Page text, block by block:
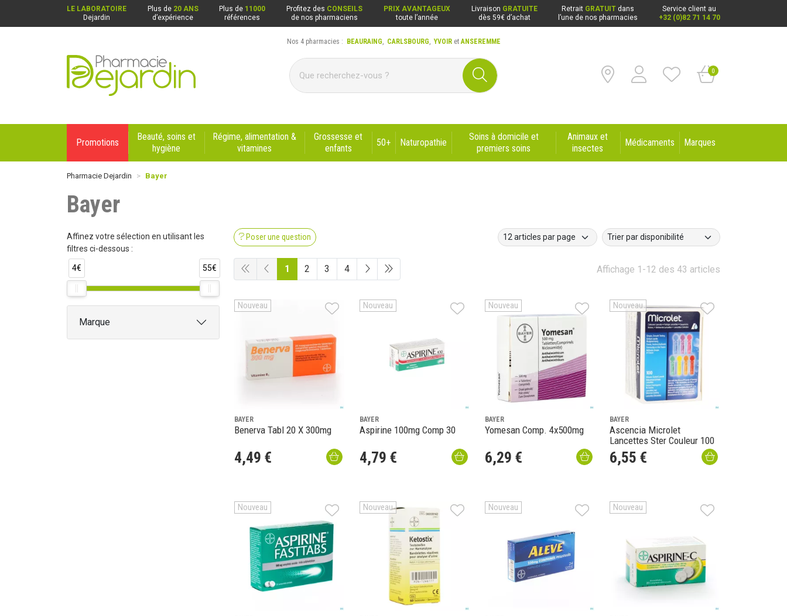
LE LABORATOIRE
Dejardin
Plus de 20 ANS
d’expérience
Plus de 11000
références
Profitez des CONSEILS
de nos pharmaciens
PRIX AVANTAGEUX
toute l’année
Livraison GRATUITE
dès 59€ d’achat
Retrait GRATUIT dans
l’une de nos pharmacies
Service client au
+32 (0)82 71 14 70
Pharmacie Dejardin Nos 4 pharmacies : Beauraing, Carlsbourg, Yvoir, Anseremme
0
Nos 4 pharmacies : BEAURAING, CARLSBOURG,YVOIRetANSEREMME
Promotions
Beauté, soins et
hygiène
Régime, alimentation &
vitamines
Grossesse et
enfants
50+ Naturopathie
Soins à domicile et
premiers soins
Animaux et
insectes
Médicaments Marques
Pharmacie Dejardin Bayer
Bayer
Poser une question
Affichage 1-12 des 43 articles
1 2 3 4
Nouveau
BAYER
Benerva Tabl 20 X 300mg
4,49 €
Nouveau
BAYER
Aspirine 100mg Comp 30
4,79 €
Nouveau
BAYER
Yomesan Comp. 4x500mg
6,29 €
Nouveau
BAYER
Ascencia Microlet
Lancettes Ster Couleur 100
6,55 €
Nouveau Nouveau Nouveau Nouveau
Affinez votre sélection en utilisant les
filtres ci-dessous :
4€ 55€
Marque